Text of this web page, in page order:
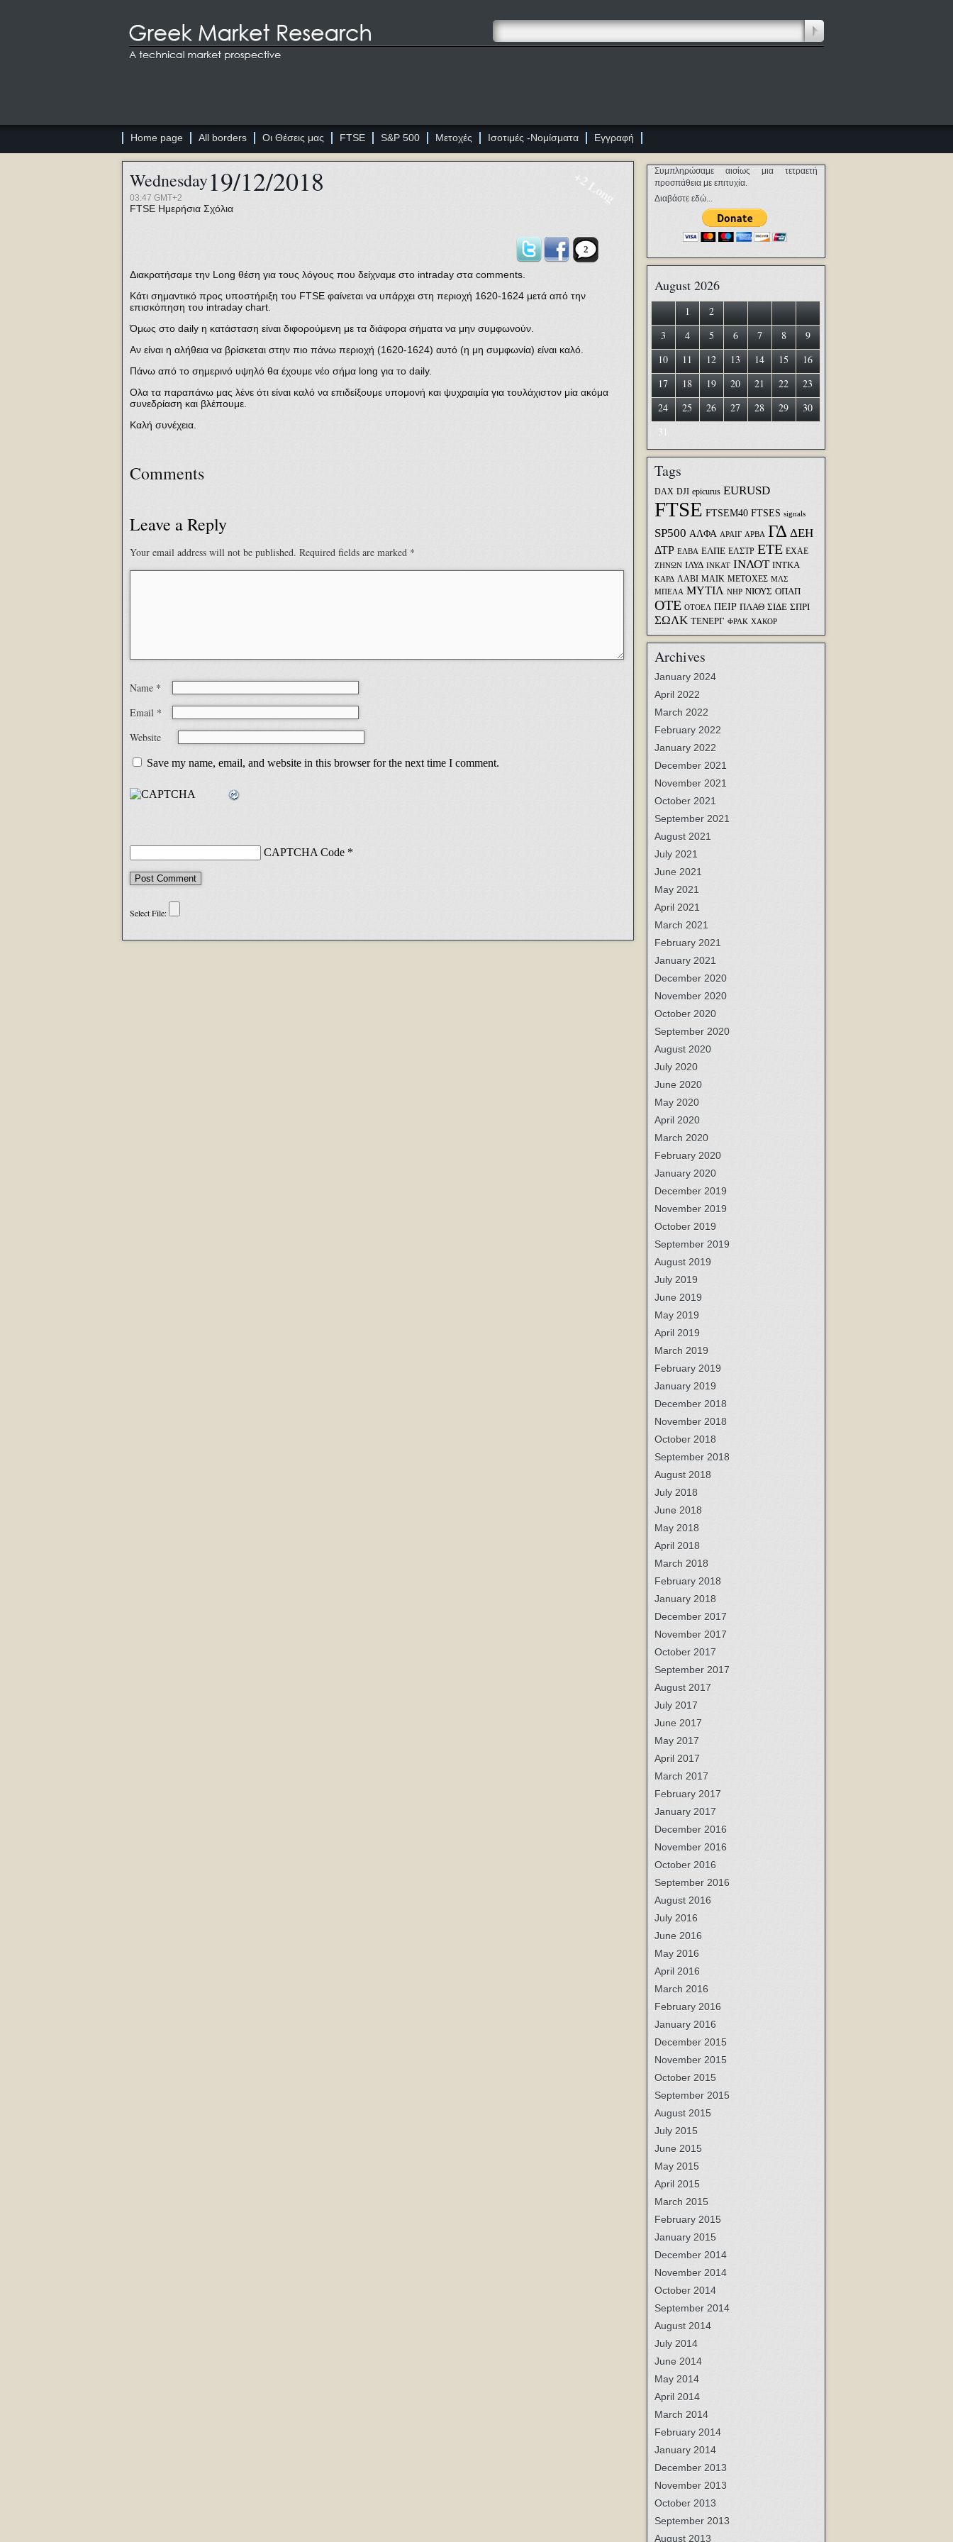
Home page All borders Οι Θέσεις μας FTSE S&P 500 Μετοχές Ισοτιμές -Νομίσματα Εγγραφή
Wednesday19/12/2018
03:47 GMT+2
FTSE Ημερήσια Σχόλια
+2 Long
2
Διακρατήσαμε την Long θέση για τους λόγους που δείχναμε στο intraday στα comments.
Κάτι σημαντικό προς υποστήριξη του FTSE φαίνεται να υπάρχει στη περιοχή 1620-1624 μετά από την
επισκόπηση του intraday chart.
Όμως στο daily η κατάσταση είναι διφορούμενη με τα διάφορα σήματα να μην συμφωνούν.
Αν είναι η αλήθεια να βρίσκεται στην πιο πάνω περιοχή (1620-1624) αυτό (η μη συμφωνία) είναι καλό.
Πάνω από το σημερινό υψηλό θα έχουμε νέο σήμα long για το daily.
Ολα τα παραπάνω μας λένε ότι είναι καλό να επιδείξουμε υπομονή και ψυχραιμία για τουλάχιστον μία ακόμα
συνεδρίαση και βλέπουμε.
Καλή συνέχεια.
Comments
Leave a Reply
Your email address will not be published. Required fields are marked *
Name *
Email *
Website
Save my name, email, and website in this browser for the next time I comment.
CAPTCHA Code *
Συμπληρώσαμε αισίως μια τετραετή
προσπάθεια με επιτυχία.
Διαβάστε εδώ...
August 2026
1
2
3
4 5 6 7 8
9
10
11 12 13 14 15
16
17
18 19 20 21 22
23
24
25 26 27 28 29
30
31
Tags
DAX DJI epicurus EURUSD
FTSE FTSEM40 FTSES signals
SP500 ΑΛΦΑ ΑΡΑΙΓ ΑΡΒΑ ΓΔ ΔΕΗ
ΔΤΡ ΕΛΒΑ ΕΛΠΕ ΕΛΣΤΡ ΕΤΕ ΕΧΑΕ
ΖΗΝΩΝ ΙΛΥΔ ΙΝΚΑΤ ΙΝΛΟΤ ΙΝΤΚΑ
ΚΑΡΔ ΛΑΒΙ ΜΑΙΚ ΜΕΤΟΧΕΣ ΜΛΣ
ΜΠΕΛΑ ΜΥΤΙΛ ΝΗΡ ΝΙΟΥΣ ΟΠΑΠ
ΟΤΕ ΟΤΟΕΛ ΠΕΙΡ ΠΛΑΘ ΣΙΔΕ ΣΠΡΙ
ΣΩΛΚ ΤΕΝΕΡΓ ΦΡΛΚ ΧΑΚΟΡ
Archives
January 2024
April 2022
March 2022
February 2022
January 2022
December 2021
November 2021
October 2021
September 2021
August 2021
July 2021
June 2021
May 2021
April 2021
March 2021
February 2021
January 2021
December 2020
November 2020
October 2020
September 2020
August 2020
July 2020
June 2020
May 2020
April 2020
March 2020
February 2020
January 2020
December 2019
November 2019
October 2019
September 2019
August 2019
July 2019
June 2019
May 2019
April 2019
March 2019
February 2019
January 2019
December 2018
November 2018
October 2018
September 2018
August 2018
July 2018
June 2018
May 2018
April 2018
March 2018
February 2018
January 2018
December 2017
November 2017
October 2017
September 2017
August 2017
July 2017
June 2017
May 2017
April 2017
March 2017
February 2017
January 2017
December 2016
November 2016
October 2016
September 2016
August 2016
July 2016
June 2016
May 2016
April 2016
March 2016
February 2016
January 2016
December 2015
November 2015
October 2015
September 2015
August 2015
July 2015
June 2015
May 2015
April 2015
March 2015
February 2015
January 2015
December 2014
November 2014
October 2014
September 2014
August 2014
July 2014
June 2014
May 2014
April 2014
March 2014
February 2014
January 2014
December 2013
November 2013
October 2013
September 2013
August 2013